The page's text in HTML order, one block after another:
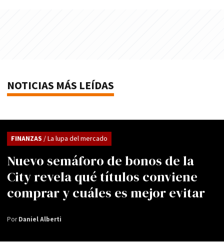
NOTICIAS MÁS LEÍDAS
Nuevo semáforo de bonos de la
City revela qué títulos conviene
comprar y cuáles es mejor evitar
FINANZAS / La lupa del mercado
PorDaniel Alberti